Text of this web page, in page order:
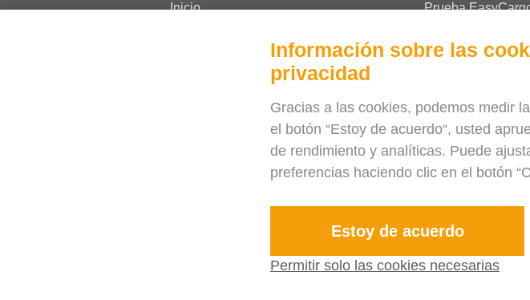
Inicio
Preguntas frecuentes
¿Necesita ayuda?
Prueba
EasyCargo para
Folletos
Sobre nosotros
Actualizaciones
Eshop
Privacy Policy
Información sobre las
privacidad
Gracias a las cookies, podemos medir
el botón “Estoy de acuerdo“, usted
de rendimiento y analíticas. Puede
preferencias haciendo clic en el botón
Estoy de acuerdo
Permitir solo las cookies necesarias